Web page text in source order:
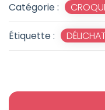
Catégorie :
Étiquette : DÉLICHAT